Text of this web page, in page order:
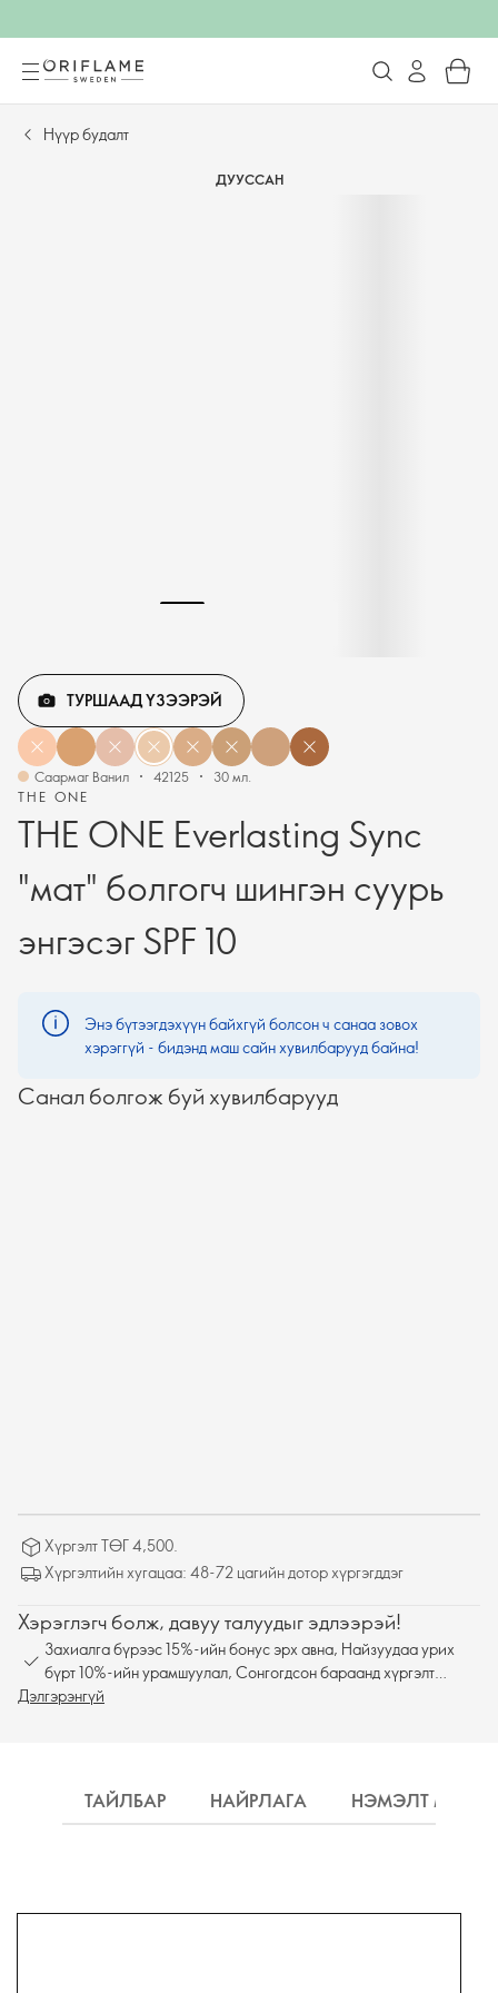
Нүүр будалт
ДУУССАН
THE ONE
THE ONE Everlasting Sync
"мат" болгогч шингэн суурь
энгэсэг SPF 10
ТУРШААД ҮЗЭЭРЭЙ
Саармаг Ванил 42125 30 мл.
Энэ бүтээгдэхүүн байхгүй болсон ч санаа зовох
хэрэггүй - бидэнд маш сайн хувилбарууд байна!
Санал болгож буй хувилбарууд
Хүргэлт ТӨГ 4,500.
Хүргэлтийн хугацаа: 48-72 цагийн дотор хүргэгддэг
Хэрэглэгч болж, давуу талуудыг эдлээрэй!
Захиалга бүрээс 15%-ийн бонус эрх авна, Найзуудаа урих
бүрт 10%-ийн урамшуулал, Сонгогдсон бараанд хүргэлт
үнэгүй
Дэлгэрэнгүй
ТАЙЛБАР НАЙРЛАГА НЭМЭЛТ